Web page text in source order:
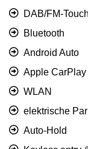
DAB/FM-
Bluetooth
Android Auto
Apple CarPlay
WLAN
elektrische
Auto-Hold